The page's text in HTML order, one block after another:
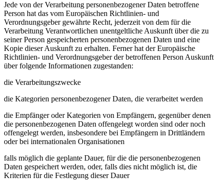
Jede von der Verarbeitung personenbezogener Daten betroffene
Person hat das vom Europäischen Richtlinien- und
Verordnungsgeber gewährte Recht, jederzeit von dem für die
Verarbeitung Verantwortlichen unentgeltliche Auskunft über die zu
seiner Person gespeicherten personenbezogenen Daten und eine
Kopie dieser Auskunft zu erhalten. Ferner hat der Europäische
Richtlinien- und Verordnungsgeber der betroffenen Person Auskunft
über folgende Informationen zugestanden:
die Verarbeitungszwecke
die Kategorien personenbezogener Daten, die verarbeitet werden
die Empfänger oder Kategorien von Empfängern, gegenüber denen
die personenbezogenen Daten offengelegt worden sind oder noch
offengelegt werden, insbesondere bei Empfängern in Drittländern
oder bei internationalen Organisationen
falls möglich die geplante Dauer, für die die personenbezogenen
Daten gespeichert werden, oder, falls dies nicht möglich ist, die
Kriterien für die Festlegung dieser Dauer